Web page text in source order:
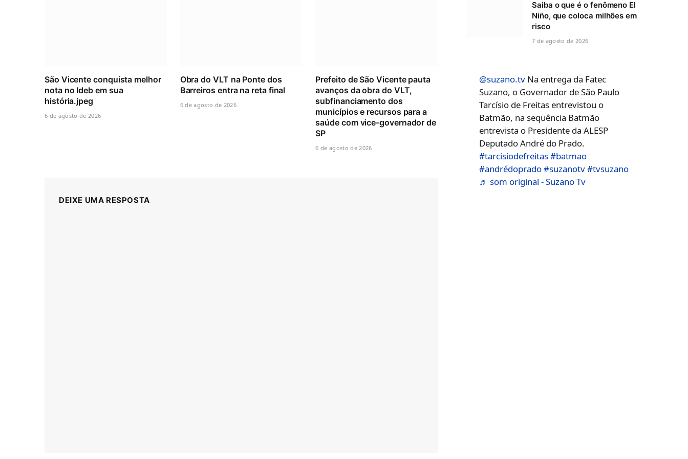
São Vicente conquista melhor
nota no Ideb em sua
história.jpeg
6 de agosto de 2026
Obra do VLT na Ponte dos
Barreiros entra na reta final
6 de agosto de 2026
Prefeito de São Vicente pauta
avanços da obra do VLT,
subfinanciamento dos
municípios e recursos para a
saúde com vice-governador de
SP
6 de agosto de 2026
DEIXE UMA RESPOSTA
Saiba o que é o fenômeno El
Niño, que coloca milhões em
risco
7 de agosto de 2026
@suzano.tv Na entrega da Fatec
Suzano, o Governador de São Paulo
Tarcísio de Freitas entrevistou o
Batmão, na sequência Batmão
entrevista o Presidente da ALESP
Deputado André do Prado.
#tarcisiodefreitas#batmao
#andrédoprado#suzanotv#tvsuzano
♬ som original - Suzano Tv